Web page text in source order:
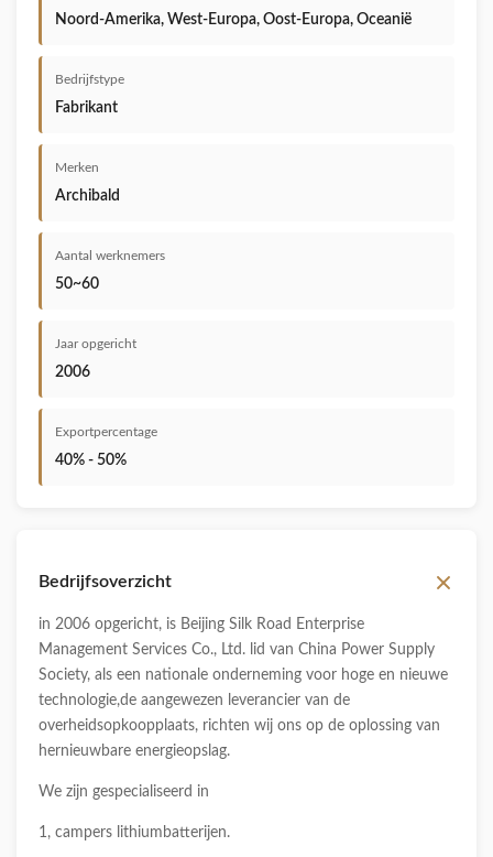
Noord-Amerika, West-Europa, Oost-Europa, Oceanië
Bedrijfstype
Fabrikant
Merken
Archibald
Aantal werknemers
50~60
Jaar opgericht
2006
Exportpercentage
40% - 50%
Bedrijfsoverzicht
in 2006 opgericht, is Beijing Silk Road Enterprise
Management Services Co., Ltd. lid van China Power Supply
Society, als een nationale onderneming voor hoge en nieuwe
technologie,de aangewezen leverancier van de
overheidsopkoopplaats, richten wij ons op de oplossing van
hernieuwbare energieopslag.
We zijn gespecialiseerd in
1, campers lithiumbatterijen.